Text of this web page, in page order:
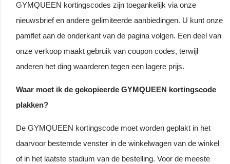
GYMQUEEN kortingscodes zijn toegankelijk via onze
nieuwsbrief en andere gelimiteerde aanbiedingen. U kunt onze
pamflet aan de onderkant van de pagina volgen. Een deel van
onze verkoop maakt gebruik van coupon codes, terwijl
anderen het ding waarderen tegen een lagere prijs.
Waar moet ik de gekopieerde GYMQUEEN kortingscode
plakken?
De GYMQUEEN kortingscode moet worden geplakt in het
daarvoor bestemde venster in de winkelwagen van de winkel
of in het laatste stadium van de bestelling. Voor de meeste